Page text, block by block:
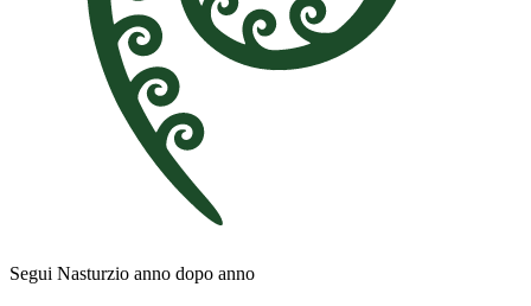
Segui Nasturzio anno dopo anno